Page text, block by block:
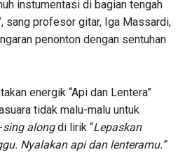
instumentasi di bagian tengah
sang profesor gitar, Iga Massardi,
penonton dengan sentuhan
energik “Api dan Lentera”
tidak malu-malu untuk
sing alongdi lirik “Lepaskan
Nyalakan api dan lenteramu.”